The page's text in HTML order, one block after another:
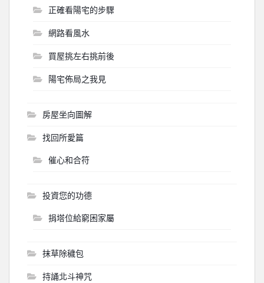
正確看陽宅的步驟
網路看風水
買屋挑左右挑前後
陽宅佈局之我見
房屋坐向圖解
找回所愛篇
催心和合符
投資您的功德
捐塔位給窮困家屬
抹草除穢包
持誦北斗神咒